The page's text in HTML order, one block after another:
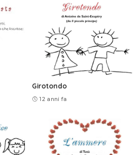
Girotondo
12 anni fa